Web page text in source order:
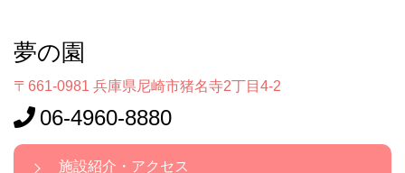
夢の園
〒661-0981 兵庫県尼崎市猪名寺2丁目4-2
06-4960-8880
施設紹介・アクセス